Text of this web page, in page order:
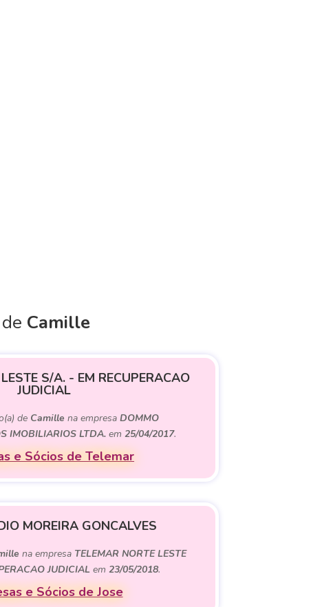
Camille
S/A. - EM RECUPERACAO
JUDICIAL
de Camille na empresa DOMMO
IMOBILIARIOS LTDA.em 25/04/2017.
e Sócios de Telemar
MOREIRA GONCALVES
na empresa TELEMAR NORTE LESTE
JUDICIAL em 23/05/2018.
e Sócios de Jose